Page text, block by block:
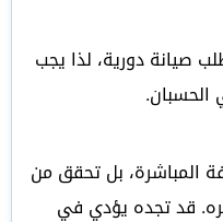
صيانة دورية، لذا يجب
الحسبان.
المباشرة، بل تحقق من
قد تجده يؤدي في